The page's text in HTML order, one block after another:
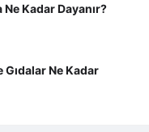
Ne Kadar Dayanır?
Ne Kadar